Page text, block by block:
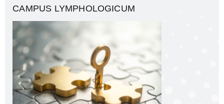
CAMPUS LYMPHOLOGICUM